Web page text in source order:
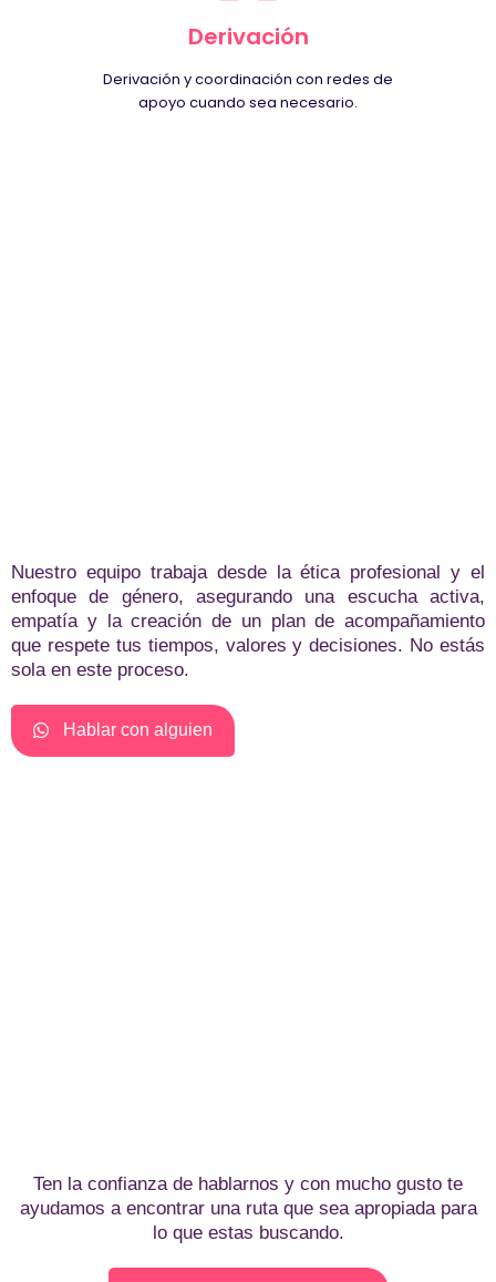
Derivación
Derivación y coordinación con redes de
apoyo cuando sea necesario.
Nuestro equipo trabaja desde la ética profesional y el
enfoque de género, asegurando una escucha activa,
empatía y la creación de un plan de acompañamiento
que respete tus tiempos, valores y decisiones. No estás
sola en este proceso.
Hablar con alguien
Ten la confianza de hablarnos y con mucho gusto te
ayudamos a encontrar una ruta que sea apropiada para
lo que estas buscando.